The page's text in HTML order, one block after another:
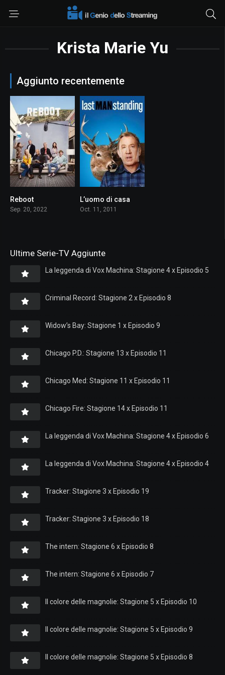
Krista Marie Yu
Aggiunto recentemente
Reboot
Sep. 20, 2022
L’uomo di casa
Oct. 11, 2011
Ultime Serie-TV Aggiunte
La leggenda di Vox Machina: Stagione 4 x Episodio 5
Criminal Record: Stagione 2 x Episodio 8
Widow’s Bay: Stagione 1 x Episodio 9
Chicago P.D.: Stagione 13 x Episodio 11
Chicago Med: Stagione 11 x Episodio 11
Chicago Fire: Stagione 14 x Episodio 11
La leggenda di Vox Machina: Stagione 4 x Episodio 6
La leggenda di Vox Machina: Stagione 4 x Episodio 4
Tracker: Stagione 3 x Episodio 19
Tracker: Stagione 3 x Episodio 18
The intern: Stagione 6 x Episodio 8
The intern: Stagione 6 x Episodio 7
Il colore delle magnolie: Stagione 5 x Episodio 10
Il colore delle magnolie: Stagione 5 x Episodio 9
Il colore delle magnolie: Stagione 5 x Episodio 8